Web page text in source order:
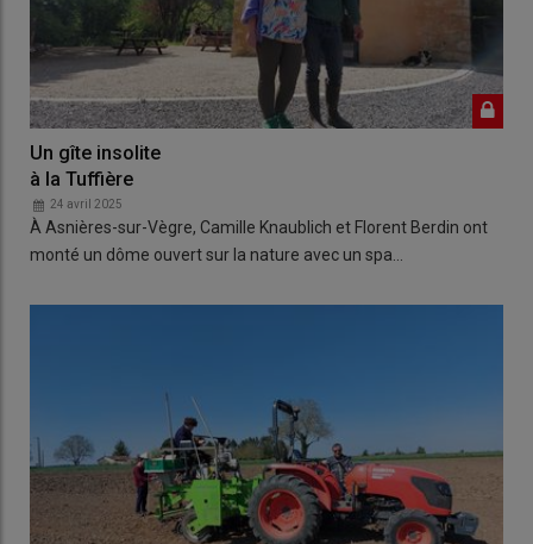
Un gîte insolite
à la Tuffière
24 avril 2025
À Asnières-sur-Vègre, Camille Knaublich et Florent Berdin ont
monté un dôme ouvert sur la nature avec un spa…